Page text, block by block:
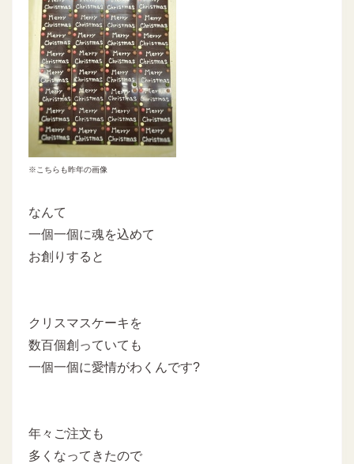
※こちらも昨年の画像
なんて
一個一個に魂を込めて
お創りすると
クリスマスケーキを
数百個創っていても
一個一個に愛情がわくんです?
年々ご注文も
多くなってきたので